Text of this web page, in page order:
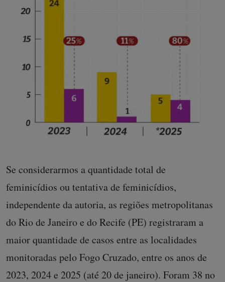
Se considerarmos a quantidade total de
feminicídios ou tentativa de feminicídios,
independente da autoria, as regiões metropolitanas
do Rio de Janeiro e do Recife (PE) registraram a
maior quantidade de casos entre as localidades
monitoradas pelo Fogo Cruzado, entre os anos de
2023, 2024 e 2025 (até 20 de janeiro). Foram 38 no